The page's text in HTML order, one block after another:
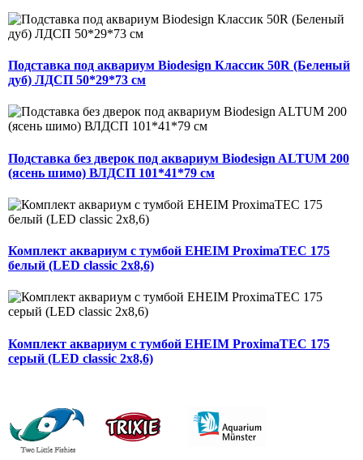
Подставка под аквариум Biodesign Классик 50R (Беленый
дуб) ЛДСП 50*29*73 см
Подставка без дверок под аквариум Biodesign ALTUM 200
(ясень шимо) ВЛДСП 101*41*79 см
Комплект аквариум с тумбой EHEIM ProximaTEC 175
белый (LED classic 2x8,6)
Комплект аквариум с тумбой EHEIM ProximaTEC 175
серый (LED classic 2x8,6)